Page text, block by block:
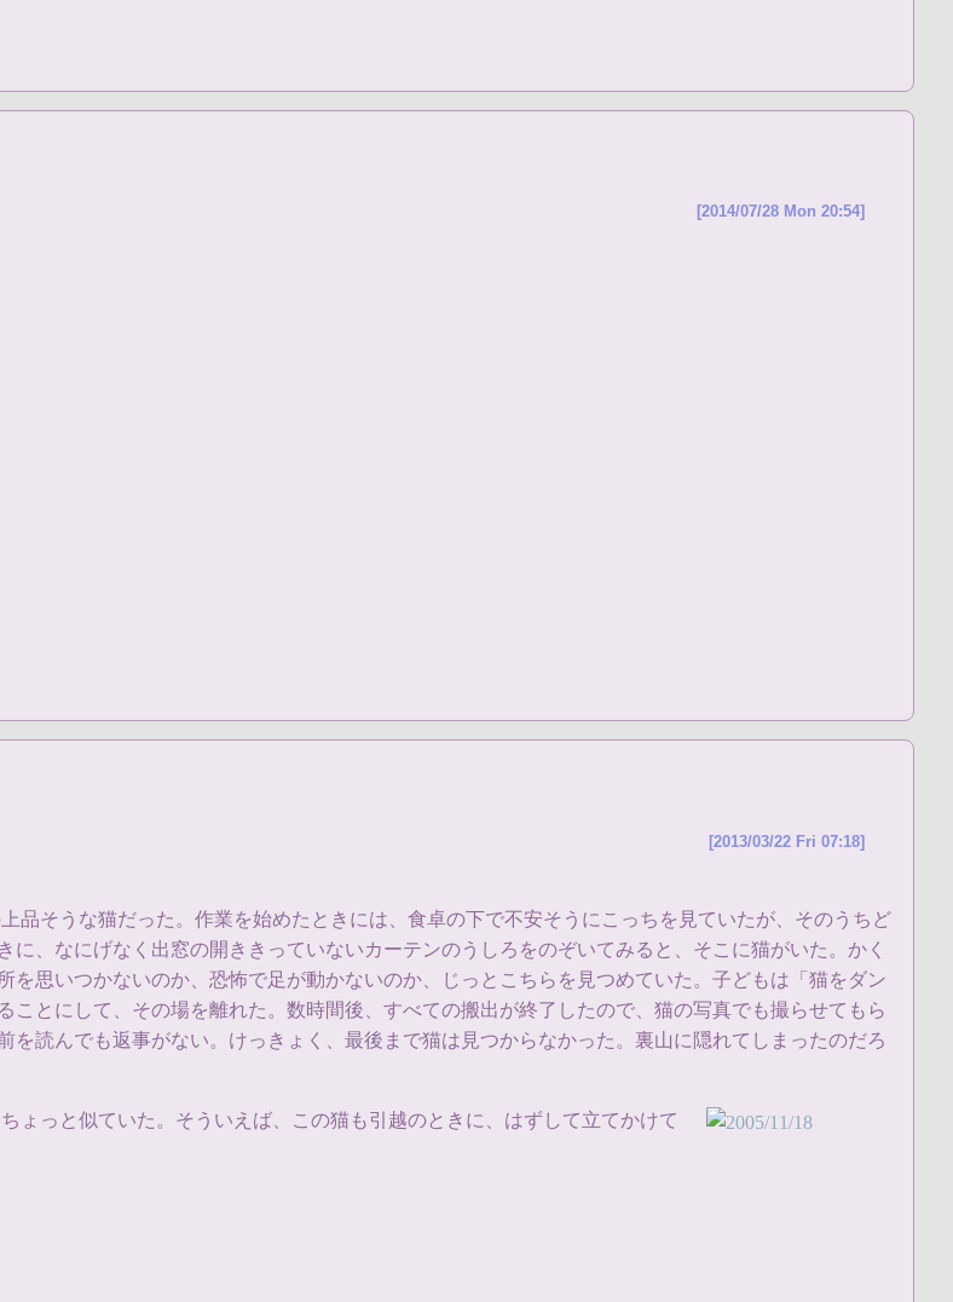
[2014/07/28 Mon 20:54]
[2013/03/22 Fri 07:18]
そうな猫だった。作業を始めたときには、食卓の下で不安そうにこっちを見ていたが、そのうちど
、なにげなく出窓の開ききっていないカーテンのうしろをのぞいてみると、そこに猫がいた。かく
思いつかないのか、恐怖で足が動かないのか、じっとこちらを見つめていた。子どもは「猫をダン
とにして、その場を離れた。数時間後、すべての搬出が終了したので、猫の写真でも撮らせてもら
読んでも返事がない。けっきょく、最後まで猫は見つからなかった。裏山に隠れてしまったのだろ
っと似ていた。そういえば、この猫も引越のときに、はずして立てかけて